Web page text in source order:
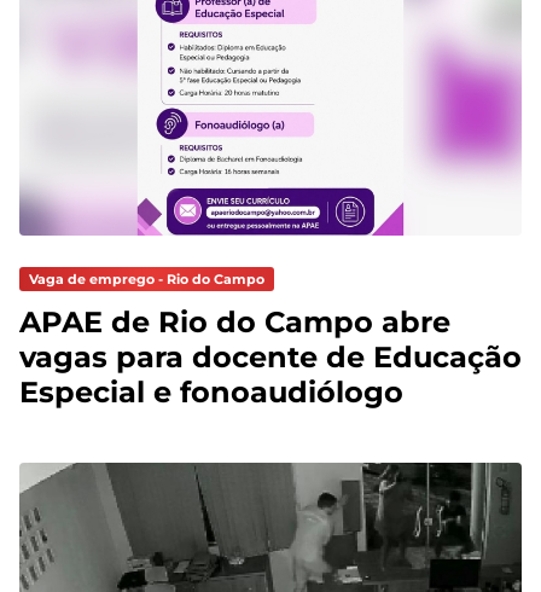
Vaga de emprego - Rio do Campo
APAE de Rio do Campo abre
vagas para docente de Educação
Especial e fonoaudiólogo